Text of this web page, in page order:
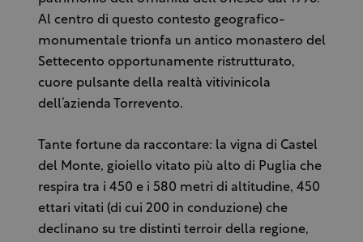
Al centro di questo contesto geografico-
monumentale trionfa un antico monastero del
Settecento opportunamente ristrutturato,
cuore pulsante della realtà vitivinicola
dell’azienda Torrevento.
Tante fortune da raccontare: la vigna di Castel
del Monte, gioiello vitato più alto di Puglia che
respira tra i 450 e i 580 metri di altitudine, 450
ettari vitati (di cui 200 in conduzione) che
declinano su tre distinti terroir della regione,